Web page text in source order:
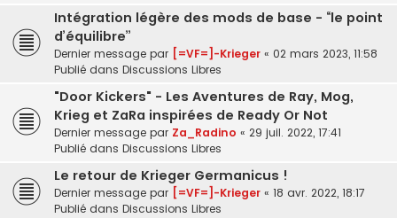
Intégration légère des mods de base - “le point
d’équilibre”
Dernier message par [=VF=]-Krieger « 02 mars 2023, 11:58
Publié dans Discussions Libres
"Door Kickers" - Les Aventures de Ray, Mog,
Krieg et ZaRa inspirées de Ready Or Not
Dernier message par Za_Radino « 29 juil. 2022, 17:41
Publié dans Discussions Libres
Le retour de Krieger Germanicus !
Dernier message par [=VF=]-Krieger « 18 avr. 2022, 18:17
Publié dans Discussions Libres